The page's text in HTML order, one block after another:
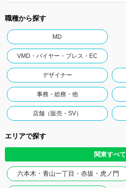
職種から探す
MD
VMD・バイヤー・プレス・EC
デザイナー
事務・総務・他
店舗（販売・SV）
エリアで探す
関東すべて
六本木・青山一丁目・赤坂・虎ノ門